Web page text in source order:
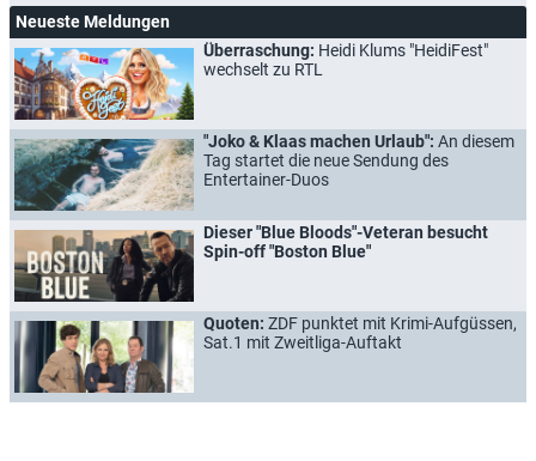
Neueste Meldungen
Überraschung: Heidi Klums "HeidiFest"
wechselt zu RTL
"Joko & Klaas machen Urlaub": An diesem
Tag startet die neue Sendung des
Entertainer-Duos
Dieser "Blue Bloods"-Veteran besucht
Spin-off "Boston Blue"
Quoten: ZDF punktet mit Krimi-Aufgüssen,
Sat.1 mit Zweitliga-Auftakt